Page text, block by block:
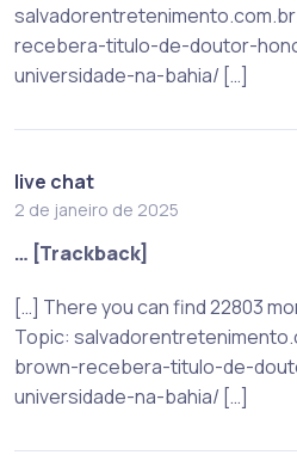
recebera-titulo-de-doutor-
universidade-na-bahia/ […]
live chat
2 de janeiro de 2025
… [Trackback]
[…] There you can find 22803
Topic:
brown-recebera-titulo-de-
universidade-na-bahia/ […]